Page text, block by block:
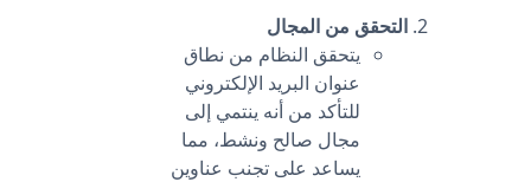
التحقق من المجال
يتحقق النظام من نطاق
عنوان البريد الإلكتروني
للتأكد من أنه ينتمي إلى
مجال صالح ونشط، مما
يساعد على تجنب عناوين